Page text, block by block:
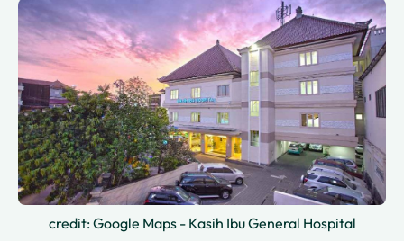
credit: Google Maps - Kasih Ibu General Hospital